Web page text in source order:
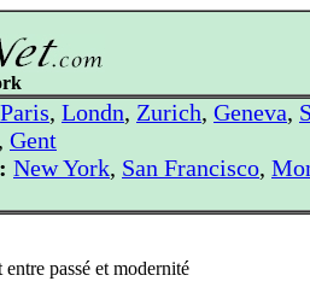
Paris, Londn, Zurich, Geneva,
, Gent
New York, San Francisco,
entre passé et modernité